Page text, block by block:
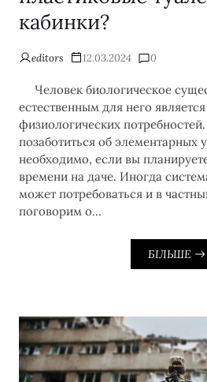
кабинки?
editors 12.03.2024 0
Человек биологическое
естественным для него
физиологических
позаботиться об элементарных
необходимо, если вы
времени на даче. Иногда
может потребоваться и в
поговорим о…
БІЛЬШЕ